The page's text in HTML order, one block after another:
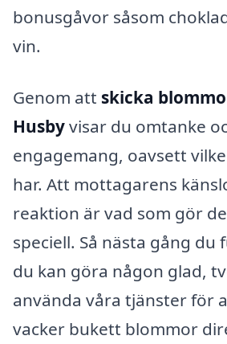
bonusgåvor såsom
vin.
Genom att skicka
Husbyvisar du omtanke
engagemang, oavsett
har. Att mottagarens
reaktion är vad som gör
speciell. Så nästa gång
du kan göra någon glad,
använda våra tjänster för
vacker bukett blommor